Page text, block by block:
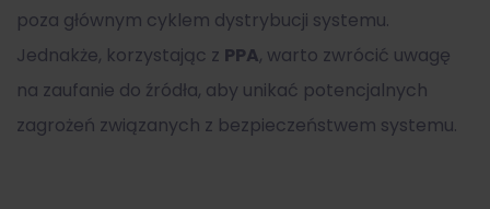
poza głównym cyklem dystrybucji systemu.
Jednakże, korzystając z PPA, warto zwrócić uwagę
na zaufanie do źródła, aby unikać potencjalnych
zagrożeń związanych z bezpieczeństwem systemu.